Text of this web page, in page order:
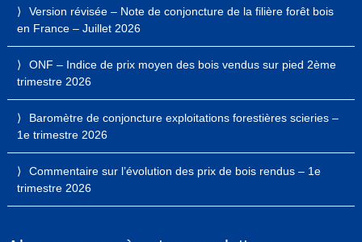
Version révisée – Note de conjoncture de la filière forêt bois
en France – Juillet 2026
ONF – Indice de prix moyen des bois vendus sur pied 2ème
trimestre 2026
Baromètre de conjoncture exploitations forestières scieries –
1e trimestre 2026
Commentaire sur l’évolution des prix de bois rendus – 1e
trimestre 2026